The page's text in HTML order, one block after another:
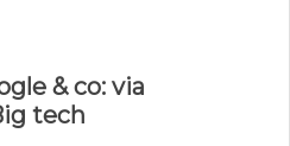
& co: via
tech